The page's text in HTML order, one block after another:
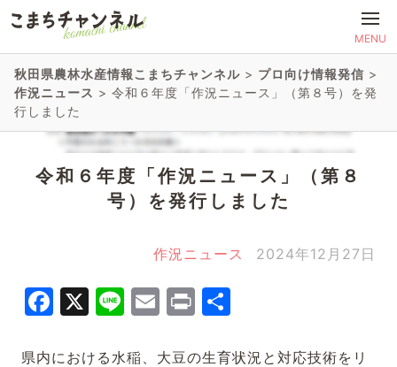
MENU
秋田県農林水産情報こまちチャンネル > プロ向け情報発信 >
作況ニュース > 令和６年度「作況ニュース」（第８号）を発
行しました
令和６年度「作況ニュース」（第８
号）を発行しました
作況ニュース 2024年12月27日
Facebook
X LineEmail
Print
県内における水稲、大豆の生育状況と対応技術をリ